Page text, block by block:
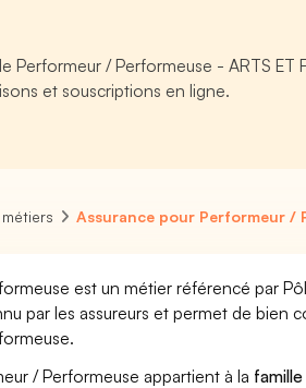
/ Performeuse - ARTS ET
et souscriptions en ligne.
Assurance pour Performeur /
est un métier référencé par
par les assureurs et permet de bien
/ Performeuse appartient à la